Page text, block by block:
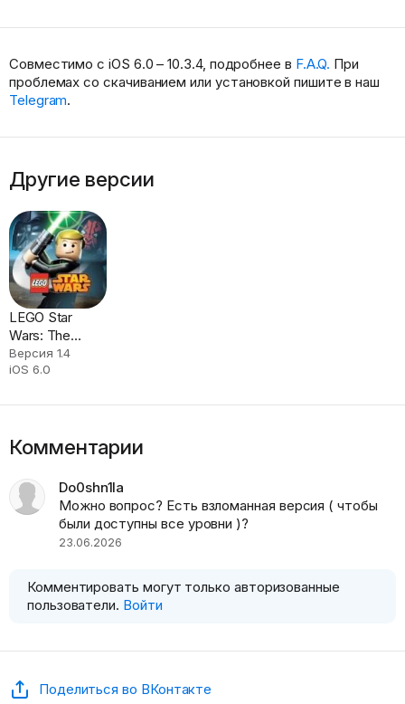
Совместимо с iOS 6.0 – 10.3.4, подробнее в F.A.Q. При
проблемах со скачиванием или установкой пишите в наш
Telegram.
Другие версии
LEGO Star
Wars: The
Complete Saga
Версия 1.4
iOS 6.0
Комментарии
Do0shn1la
Можно вопрос? Есть взломанная версия ( чтобы
были доступны все уровни )?
23.06.2026
Комментировать могут только авторизованные
пользователи. Войти
Поделиться во ВКонтакте